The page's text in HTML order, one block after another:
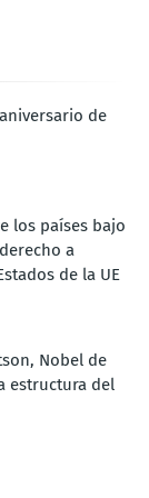
de
los países bajo
a
de la UE
Nobel de
estructura del